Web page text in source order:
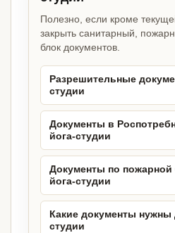
Полезно, если кроме
закрыть санитарный,
блок документов.
Разрешительные
студии
Документы в
йога-студии
Документы по пожарной
йога-студии
Какие документы нужны
студии